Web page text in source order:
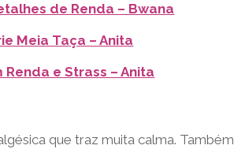
de Renda – Bwana
Meia Taça – Anita
e Strass – Anita
que traz muita calma. Também